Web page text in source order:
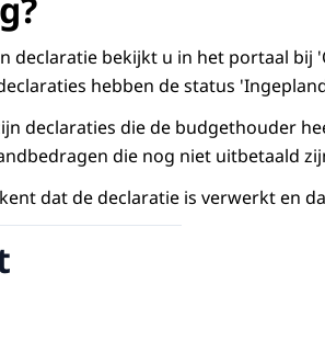
Dan declareert u ook per
kopiëren naar de volgende
week’.
naar de andere weken van de
meerdere dagen afgesproken,
in.
afgesproken? Dan vult
declaratie bekijkt u in het portaal bij
hebben de status
declaraties die de budgethouder
die nog niet uitbetaald
dat de declaratie is verwerkt en